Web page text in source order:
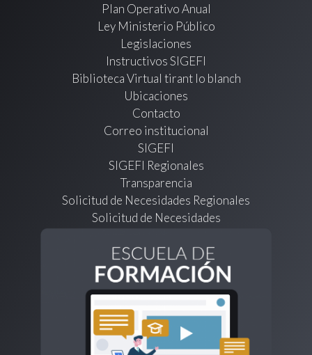
Plan Operativo Anual
Ley Ministerio Público
Legislaciones
Instructivos SIGEFI
Biblioteca Virtual tirant lo blanch
Ubicaciones
Contacto
Correo institucional
SIGEFI
SIGEFI Regionales
Transparencia
Solicitud de Necesidades Regionales
Solicitud de Necesidades